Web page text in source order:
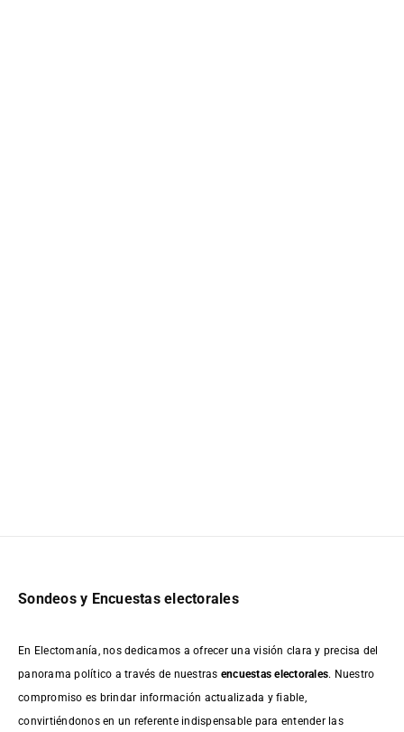
Sondeos y Encuestas electorales
En Electomanía, nos dedicamos a ofrecer una visión clara y precisa del
panorama político a través de nuestras encuestas electorales. Nuestro
compromiso es brindar información actualizada y fiable,
convirtiéndonos en un referente indispensable para entender las